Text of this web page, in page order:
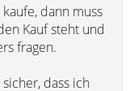
dann muss
Kauf steht und
fragen.
dass ich